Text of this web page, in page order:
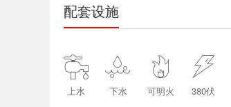
配套设施

上水

下水

可明火

380伏